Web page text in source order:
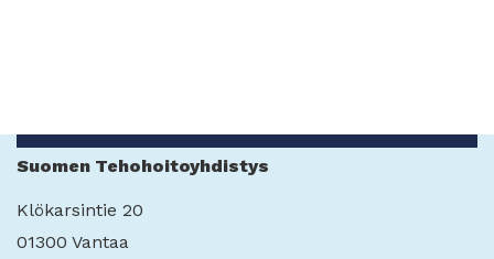
Suomen Tehohoitoyhdistys
Klökarsintie 20
01300 Vantaa